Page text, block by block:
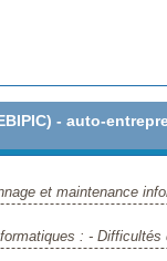
- auto-
et maintenance
: - Difficultés